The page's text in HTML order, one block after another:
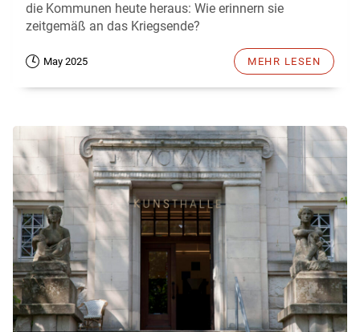
die Kommunen heute heraus: Wie erinnern sie
zeitgemäß an das Kriegsende?
May 2025 MEHR LESEN